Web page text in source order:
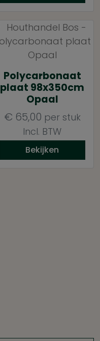
Polycarbonaat
plaat 98x350cm
Opaal
€ 65,00 per stuk
Incl. BTW
Bekijken